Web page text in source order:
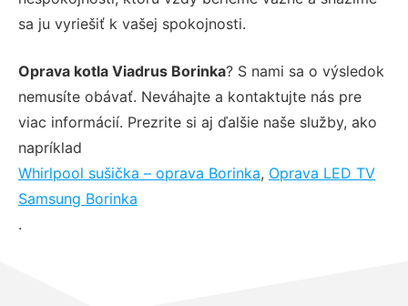
sa ju vyriešiť k vašej spokojnosti.
Oprava kotla Viadrus Borinka? S nami sa o výsledok
nemusíte obávať. Neváhajte a kontaktujte nás pre
viac informácií. Prezrite si aj ďalšie naše služby, ako
napríklad
Whirlpool sušička – oprava Borinka, Oprava LED TV
Samsung Borinka
.